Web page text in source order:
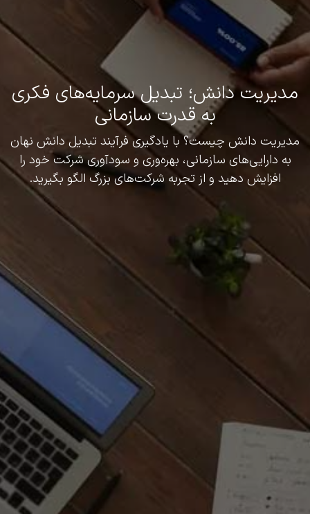
مدیریت دانش؛ تبدیل سرمایه‌های فکری
به قدرت سازمانی
مدیریت دانش چیست؟ با یادگیری فرآیند تبدیل دانش نهان
به دارایی‌های سازمانی، بهره‌وری و سودآوری شرکت خود را
افزایش دهید و از تجربه شرکت‌های بزرگ الگو بگیرید.